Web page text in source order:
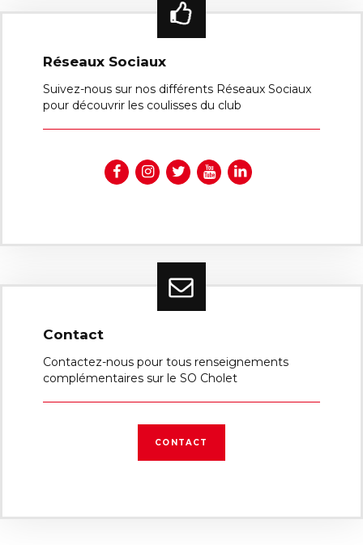
Réseaux Sociaux
Suivez-nous sur nos différents Réseaux Sociaux
pour découvrir les coulisses du club
Contact
Contactez-nous pour tous renseignements
complémentaires sur le SO Cholet
CONTACT